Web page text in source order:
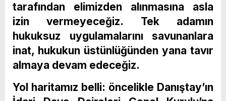
tarafından elimizden alınmasına asla
izin vermeyeceğiz. Tek adamın
hukuksuz uygulamalarını savunanlara
inat, hukukun üstünlüğünden yana tavır
almaya devam edeceğiz.
Yol haritamız belli: öncelikle Danıştay’ın